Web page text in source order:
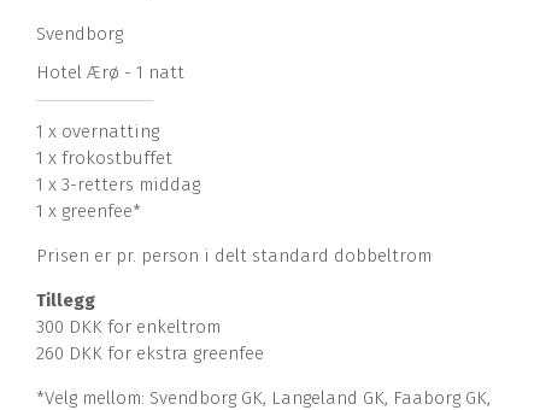
Svendborg
Hotel Ærø - 1 natt
1 x overnatting
1 x frokostbuffet
1 x 3-retters middag
1 x greenfee*
Prisen er pr. person i delt standard dobbeltrom
Tillegg
300 DKK for enkeltrom
260 DKK for ekstra greenfee
*Velg mellom: Svendborg GK, Langeland GK, Faaborg GK,